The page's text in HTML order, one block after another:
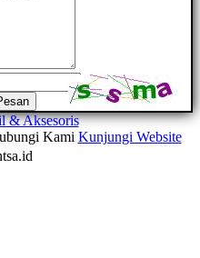
& Aksesoris
Kami Kunjungi Website